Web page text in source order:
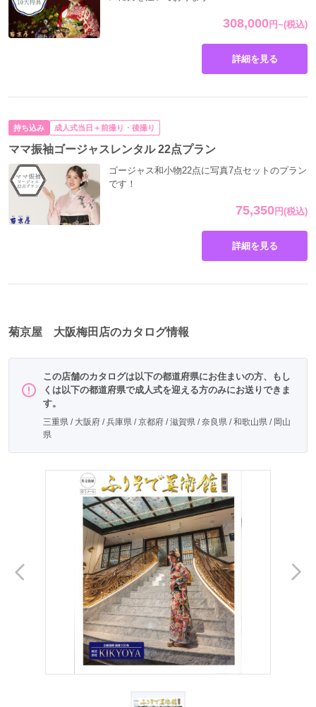
ワインレッドに椿と雪輪
308,000 円~(税込)
詳細を見る
持ち込み 成人式当日＋前撮り・後撮り
ママ振袖ゴージャスレンタル 22点プラン
75,350 円(税込)
ゴージャス和小物22点に写真7点セットのプラン
です！
詳細を見る
菊京屋 大阪梅田店のカタログ情報
この店舗のカタログは以下の都道府県にお住まいの方、もし
くは以下の都道府県で成人式を迎える方のみにお送りできま
す。
三重県 / 大阪府 / 兵庫県 / 京都府 / 滋賀県 / 奈良県 / 和歌山県 / 岡山
県